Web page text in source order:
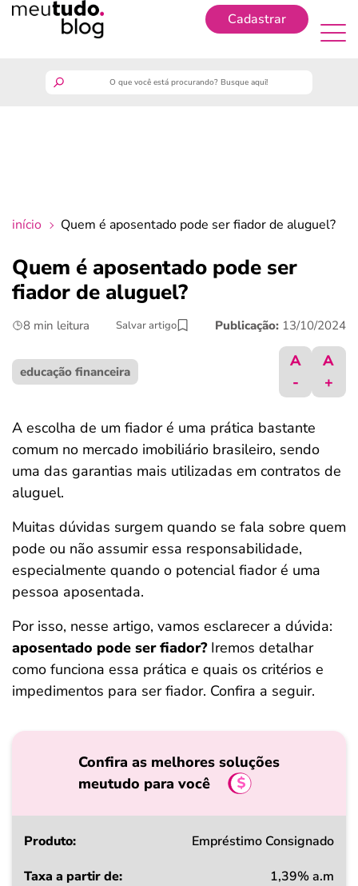
Cadastrar
crédito fácil
últimas notícias
ferramentas
início Quem é aposentado pode ser fiador de aluguel?
Quem é aposentado pode ser
fiador de aluguel?
8 min leitura Salvar artigo Publicação: 13/10/2024
educação financeira
A
-
A
+
A escolha de um fiador é uma prática bastante
comum no mercado imobiliário brasileiro, sendo
uma das garantias mais utilizadas em contratos de
aluguel.
Muitas dúvidas surgem quando se fala sobre quem
pode ou não assumir essa responsabilidade,
especialmente quando o potencial fiador é uma
pessoa aposentada.
Por isso, nesse artigo, vamos esclarecer a dúvida:
aposentado pode ser fiador?Iremos detalhar
como funciona essa prática e quais os critérios e
impedimentos para ser fiador. Confira a seguir.
Confira as melhores soluções
meutudo para você
Produto
Empréstimo Consignado
1,39% a.m